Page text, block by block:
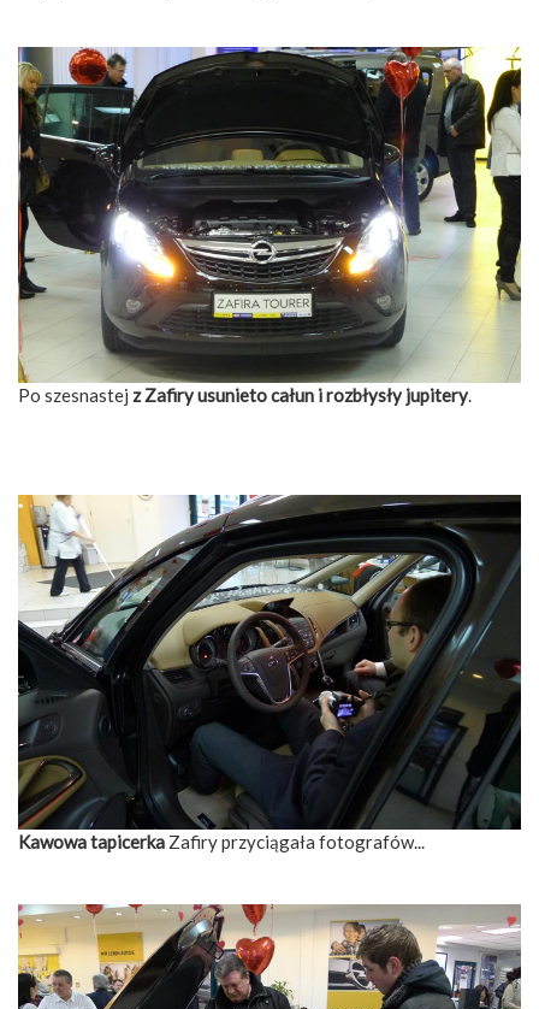
Po szesnastej z Zafiry usunieto całun i rozbłysły jupitery.
Kawowa tapicerka Zafiry przyciągała fotografów...